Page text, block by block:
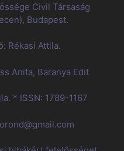
Civil Társaság
Budapest.
Rékasi Attila.
Anita, Baranya Edit
* ISSN: 1789-1167